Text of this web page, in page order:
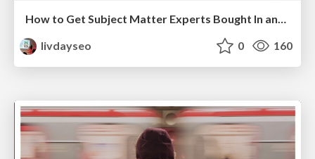
How to Get Subject Matter Experts Bought In and Actively Contributing to SEO & PR Initiatives.
livdayseo
0 160